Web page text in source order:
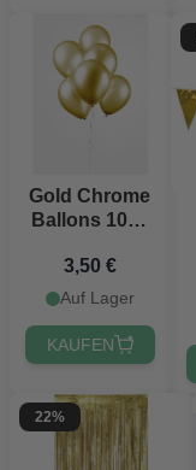
Gold Chrome
Ballons 10x -
3,50 €
Auf Lager
KAUFEN
22%